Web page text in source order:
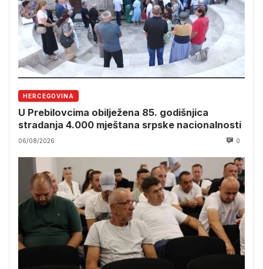
HERCEGOVINA
U Prebilovcima obilježena 85. godišnjica
stradanja 4.000 mještana srpske nacionalnosti
06/08/2026 0